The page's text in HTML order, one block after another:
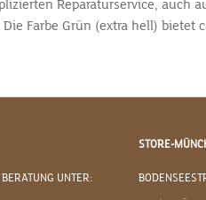
Reparaturservice, auch
Farbe Grün (extra hell)
UNTER:
STORE-